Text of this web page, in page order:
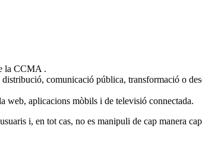
la CCMA .
comunicació pública, transformació o
web, aplicacions mòbils i de televisió connectada.
i, en tot cas, no es manipuli de cap manera